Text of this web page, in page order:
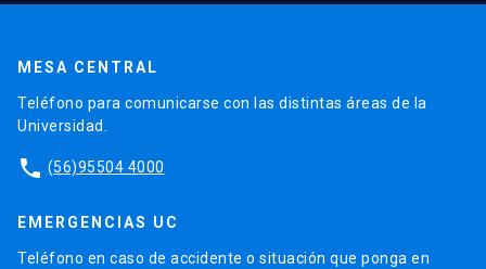
MESA CENTRAL
Teléfono para comunicarse con las distintas áreas de la
Universidad.
phone (56)95504 4000
EMERGENCIAS UC
Teléfono en caso de accidente o situación que ponga en